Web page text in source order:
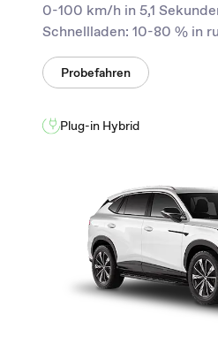
0-100 km/h in 5,1
Schnellladen: 10-80 % in
Probefahren
Plug-in Hybrid